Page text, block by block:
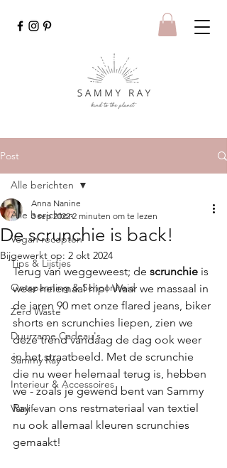
Post
Alle berichten
Vegan recepten
Tips & Lijstjes
Ontspanning & Schoonheid
Zero Waste
Duurzame Cadeau's
Sammy Ray
Interieur & Accessoires
Vanlife
Alle berichten
De scrunchie is back!
Anna Nanine
3 sep 2022 2 minuten om te lezen
Bijgewerkt op: 2 okt 2024
Terug van weggeweest; de scrunchie is
weer helemaal hip! Waar we massaal in
de jaren 90 met onze flared jeans, biker
shorts en scrunchies liepen, zien we
deze trend vandaag de dag ook weer
in het straatbeeld. Met de scrunchie
die nu weer helemaal terug is, hebben
we - zoals je gewend bent van Sammy
Ray - van ons restmateriaal van textiel
nu ook allemaal kleuren scrunchies
gemaakt!